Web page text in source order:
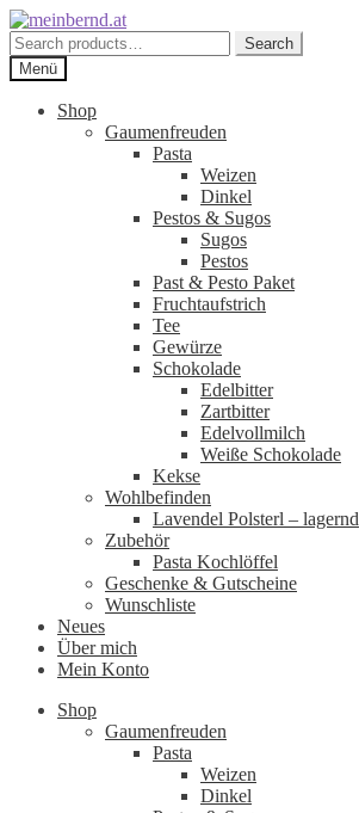
Zur
Navigation
springen
Zum
Inhalt
springen
Search
for:
Search
Menü
Shop
Gaumenfreuden
Pasta
Weizen
Dinkel
Pestos & Sugos
Sugos
Pestos
Past & Pesto Paket
Fruchtaufstrich
Tee
Gewürze
Schokolade
Edelbitter
Zartbitter
Edelvollmilch
Weiße Schokolade
Kekse
Wohlbefinden
Lavendel Polsterl – lagernd
Zubehör
Pasta Kochlöffel
Geschenke & Gutscheine
Wunschliste
Neues
Über mich
Mein Konto
Shop
Gaumenfreuden
Pasta
Weizen
Dinkel